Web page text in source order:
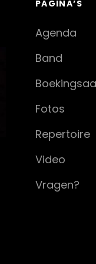
PAGINA’S
Agenda
Band
Fotos
Repertoire
Video
Vragen?